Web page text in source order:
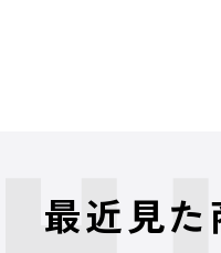
最近見た